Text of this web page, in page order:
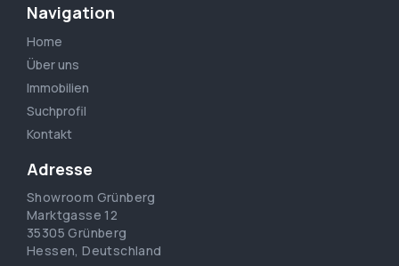
Navigation
Home
Über uns
Immobilien
Suchprofil
Kontakt
Adresse
Showroom Grünberg
Marktgasse 12
35305 Grünberg
Hessen, Deutschland